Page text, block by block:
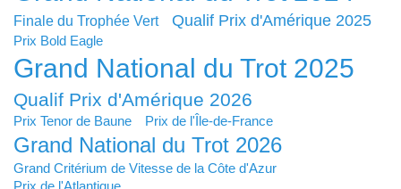
Finale du Trophée Vert Qualif Prix d'Amérique 2025
Prix Bold Eagle
Grand National du Trot 2025
Qualif Prix d'Amérique 2026
Prix Tenor de Baune Prix de l'Île-de-France
Grand National du Trot 2026
Grand Critérium de Vitesse de la Côte d'Azur